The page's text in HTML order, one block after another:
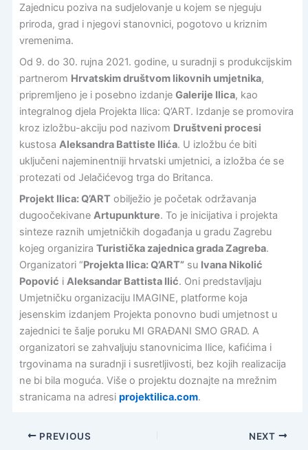
Zajednicu poziva na sudjelovanje u kojem se njeguju
priroda, grad i njegovi stanovnici, pogotovo u kriznim
vremenima.
Od 9. do 30. rujna 2021. godine, u suradnji s produkcijskim
partnerom Hrvatskim društvom likovnih umjetnika,
pripremljeno je i posebno izdanje Galerije Ilica, kao
integralnog djela Projekta Ilica: Q’ART. Izdanje se promovira
kroz izložbu-akciju pod nazivom Društveni procesi
kustosa Aleksandra Battiste Ilića. U izložbu će biti
uključeni najeminentniji hrvatski umjetnici, a izložba će se
protezati od Jelačićevog trga do Britanca.
Projekt Ilica: Q’ARTobilježio je početak održavanja
dugoočekivane Artupunkture. To je inicijativa i projekta
sinteze raznih umjetničkih događanja u gradu Zagrebu
kojeg organizira Turistička zajednica grada Zagreba.
Organizatori “Projekta Ilica: Q’ART”su Ivana Nikolić
Popović i Aleksandar Battista Ilić. Oni predstavljaju
Umjetničku organizaciju IMAGINE, platforme koja
jesenskim izdanjem Projekta ponovno budi umjetnost u
zajednici te šalje poruku MI GRAĐANI SMO GRAD. A
organizatori se zahvaljuju stanovnicima Ilice, kafićima i
trgovinama na suradnji i susretljivosti, bez kojih realizacija
ne bi bila moguća. Više o projektu doznajte na mrežnim
stranicama na adresi projektilica.com.
PREVIOUS NEXT